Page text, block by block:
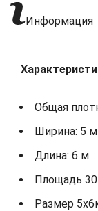
Информация
Общая
Ширина: 5 м
Длина: 6 м
Площадь
Размер